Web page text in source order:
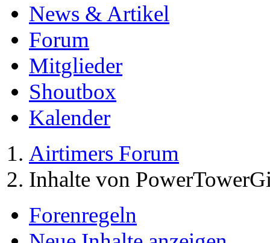
News & Artikel
Forum
Mitglieder
Shoutbox
Kalender
Airtimers Forum
Inhalte von
Forenregeln